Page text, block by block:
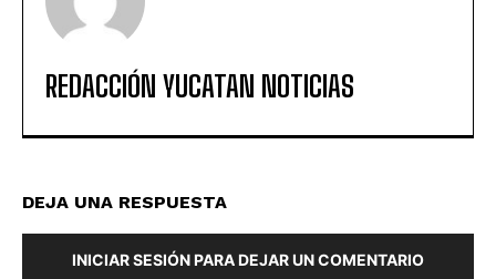
REDACCIÓN YUCATAN NOTICIAS
DEJA UNA RESPUESTA
INICIAR SESIÓN PARA DEJAR UN COMENTARIO